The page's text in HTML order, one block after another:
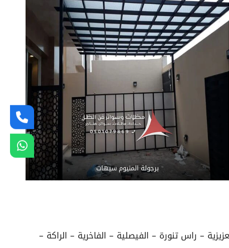
برجولة المنيوم سيهات
– راس تنورة – الفيصلية – الفاخرية – الراكة –